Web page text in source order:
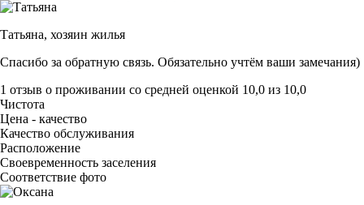
Татьяна, хозяин жилья
Спасибо за обратную связь. Обязательно учтём ваши замечания)
1 отзыв о проживании со средней оценкой 10,0 из 10,0
Чистота
Цена - качество
Качество обслуживания
Расположение
Своевременность заселения
Соответствие фото